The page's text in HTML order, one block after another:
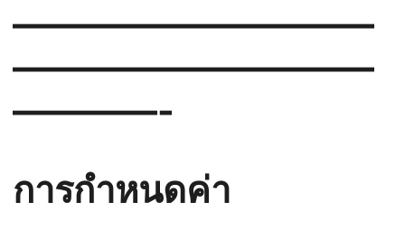
——————————
——————————
————-
การกำหนดค่า